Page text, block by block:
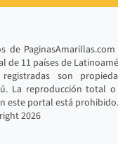
de
de 11 países de
son
La reproducción total
este portal está prohibido.
2026